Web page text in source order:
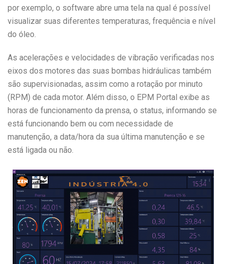
por exemplo, o software abre uma tela na qual é possível
visualizar suas diferentes temperaturas, frequência e nível
do óleo.
As acelerações e velocidades de vibração verificadas nos
eixos dos motores das suas bombas hidráulicas também
são supervisionadas, assim como a rotação por minuto
(RPM) de cada motor. Além disso, o EPM Portal exibe as
horas de funcionamento da prensa, o status, informando se
está funcionando bem ou com necessidade de
manutenção, a data/hora da sua última manutenção e se
está ligada ou não.